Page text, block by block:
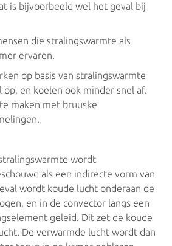
water
is bijvoorbeeld wel het geval bij
die stralingswarmte als
ervaren.
op basis van stralingswarmte
en koelen ook minder snel af.
maken met bruuske
wordt
als een indirecte vorm van
wordt koude lucht onderaan de
en in de convector langs een
geleid. Dit zet de koude
De verwarmde lucht wordt dan